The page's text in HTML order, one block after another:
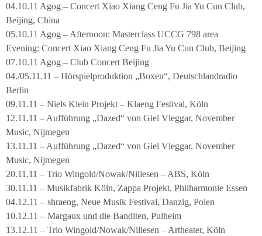
04.10.11 Agog – Concert Xiao Xiang Ceng Fu Jia Yu Cun Club,
Beijing, China
05.10.11 Agog – Afternoon: Masterclass UCCG 798 area
Evening: Concert Xiao Xiang Ceng Fu Jia Yu Cun Club, Beijing
07.10.11 Agog – Club Concert Beijing
04./05.11.11 – Hörspielproduktion „Boxen“, Deutschlandradio
Berlin
09.11.11 – Niels Klein Projekt – Klaeng Festival, Köln
12.11.11 – Aufführung „Dazed“ von Giel Vleggar, November
Music, Nijmegen
13.11.11 – Aufführung „Dazed“ von Giel Vleggar, November
Music, Nijmegen
20.11.11 – Trio Wingold/Nowak/Nillesen – ABS, Köln
30.11.11 – Musikfabrik Köln, Zappa Projekt, Philharmonie Essen
04.12.11 – shraeng, Neue Musik Festival, Danzig, Polen
10.12.11 – Margaux und die Banditen, Pulheim
13.12.11 – Trio Wingold/Nowak/Nillesen – Artheater, Köln